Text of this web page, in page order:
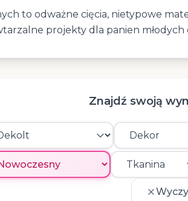
to odważne cięcia, nietypowe
projekty dla panien młodych
Znajdź swoją